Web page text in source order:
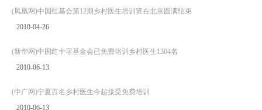
(凤凰网)中国红基会第12期乡村医生培训班在北京圆满结束
2010-04-26
(新华网)中国红十字基金会已免费培训乡村医生1304名
2010-06-13
(中广网)宁夏百名乡村医生今起接受免费培训
2010-06-13